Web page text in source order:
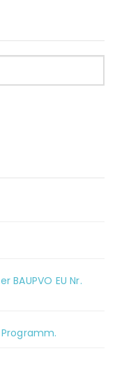
EU Nr.
Programm.